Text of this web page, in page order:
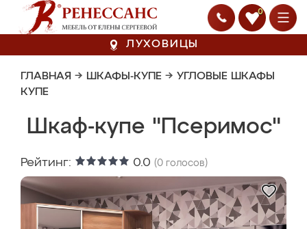
0
ЛУХОВИЦЫ
ГЛАВНАЯ → ШКАФЫ-КУПЕ → УГЛОВЫЕ ШКАФЫ
КУПЕ
Шкаф-купе "Псеримос"
Рейтинг: 0.0 (0 голосов)